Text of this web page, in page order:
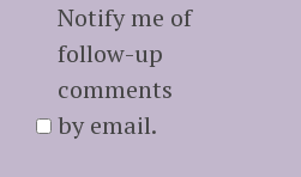
Notify me of
follow-up
comments
by email.